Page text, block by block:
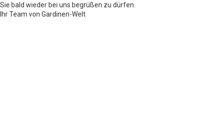
Sie bald wieder bei uns begrüßen zu dürfen.
Ihr Team von Gardinen-Welt